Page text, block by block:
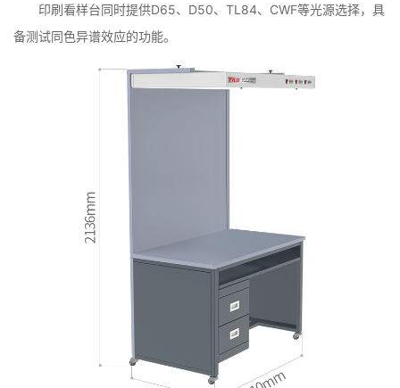
印刷看样台同时提供D65、D50、TL84、CWF等光源选择，具
备测试同色异谱效应的功能。